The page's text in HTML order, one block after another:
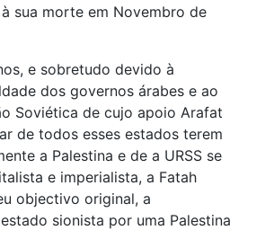
sua morte em Novembro de
e sobretudo devido à
dos governos árabes e ao
Soviética de cujo apoio Arafat
de todos esses estados terem
a Palestina e de a URSS se
e imperialista, a Fatah
objectivo original, a
sionista por uma Palestina